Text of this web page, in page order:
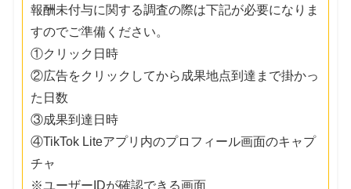
報酬未付与に関する調査の際は下記が必要になりま
すのでご準備ください。
①クリック日時
②広告をクリックしてから成果地点到達まで掛かっ
た日数
③成果到達日時
④TikTok Liteアプリ内のプロフィール画面のキャプ
チャ
※ユーザーIDが確認できる画面